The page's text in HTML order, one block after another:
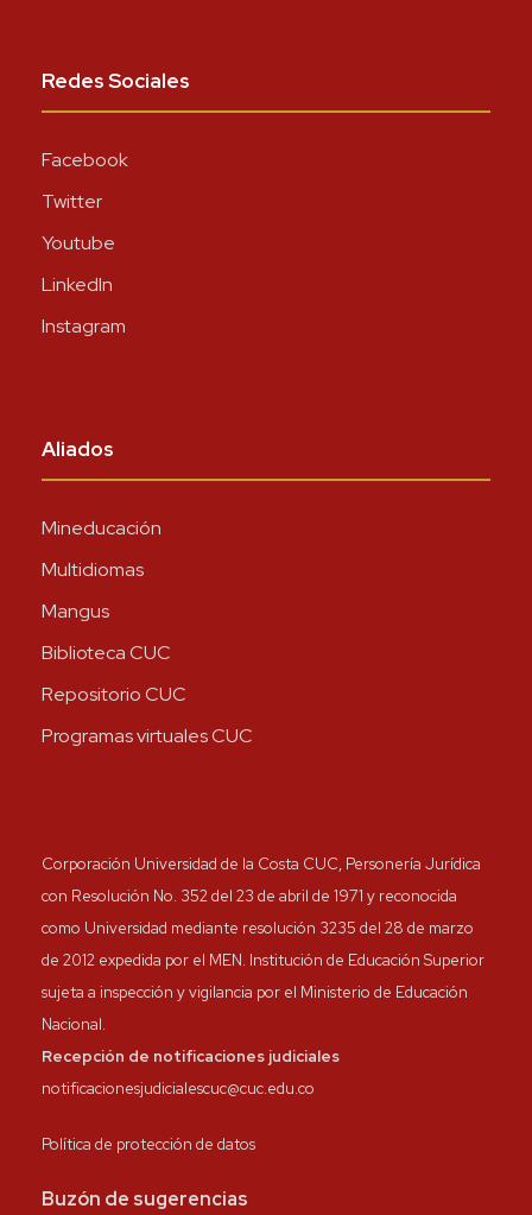
Redes Sociales
Facebook
Twitter
Youtube
LinkedIn
Instagram
Aliados
Mineducación
Multidiomas
Mangus
Biblioteca CUC
Repositorio CUC
Programas virtuales CUC
Corporación Universidad de la Costa CUC, Personería Jurídica
con Resolución No. 352 del 23 de abril de 1971 y reconocida
como Universidad mediante resolución 3235 del 28 de marzo
de 2012 expedida por el MEN. Institución de Educación Superior
sujeta a inspección y vigilancia por el Ministerio de Educación
Nacional.
Recepción de notificaciones judiciales
notificacionesjudicialescuc@cuc.edu.co
Política de protección de datos
Buzón de sugerencias